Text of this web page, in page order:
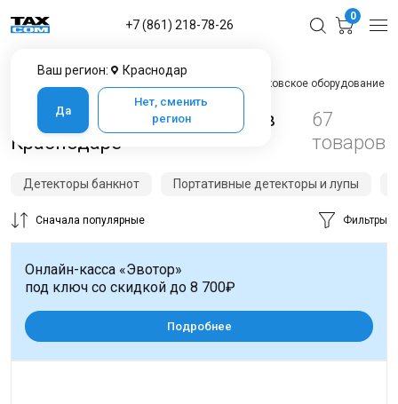
Ваш регион: Краснодар
Да
Нет, сменить
регион
+7 (861) 218-78-26
0
Банковское оборудование
Банковское оборудование в
Краснодаре
67
товаров
Детекторы банкнот Портативные детекторы и лупы
Сначала популярные Фильтры
Онлайн-касса «Эвотор»
под ключ со скидкой до 8 700₽
Подробнее